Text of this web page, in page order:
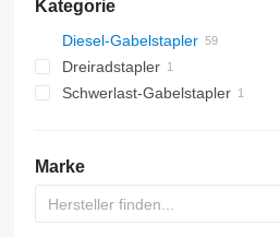
Kategorie
Diesel-Gabelstapler
Dreiradstapler
Schwerlast-Gabelstapler
Marke